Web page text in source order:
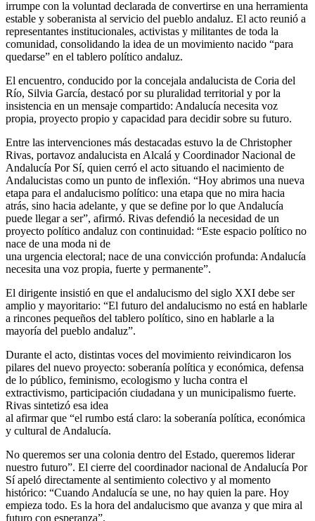
irrumpe con la voluntad declarada de convertirse en una herramienta
estable y soberanista al servicio del pueblo andaluz. El acto reunió a
representantes institucionales, activistas y militantes de toda la
comunidad, consolidando la idea de un movimiento nacido “para
quedarse” en el tablero político andaluz.
El encuentro, conducido por la concejala andalucista de Coria del
Río, Silvia García, destacó por su pluralidad territorial y por la
insistencia en un mensaje compartido: Andalucía necesita voz
propia, proyecto propio y capacidad para decidir sobre su futuro.
Entre las intervenciones más destacadas estuvo la de Christopher
Rivas, portavoz andalucista en Alcalá y Coordinador Nacional de
Andalucía Por Sí, quien cerró el acto situando el nacimiento de
Andalucistas como un punto de inflexión. “Hoy abrimos una nueva
etapa para el andalucismo político: una etapa que no mira hacia
atrás, sino hacia adelante, y que se define por lo que Andalucía
puede llegar a ser”, afirmó. Rivas defendió la necesidad de un
proyecto político andaluz con continuidad: “Este espacio político no
nace de una moda ni de
una urgencia electoral; nace de una convicción profunda: Andalucía
necesita una voz propia, fuerte y permanente”.
El dirigente insistió en que el andalucismo del siglo XXI debe ser
amplio y mayoritario: “El futuro del andalucismo no está en hablarle
a rincones pequeños del tablero político, sino en hablarle a la
mayoría del pueblo andaluz”.
Durante el acto, distintas voces del movimiento reivindicaron los
pilares del nuevo proyecto: soberanía política y económica, defensa
de lo público, feminismo, ecologismo y lucha contra el
extractivismo, participación ciudadana y un municipalismo fuerte.
Rivas sintetizó esa idea
al afirmar que “el rumbo está claro: la soberanía política, económica
y cultural de Andalucía.
No queremos ser una colonia dentro del Estado, queremos liderar
nuestro futuro”. El cierre del coordinador nacional de Andalucía Por
Sí apeló directamente al sentimiento colectivo y al momento
histórico: “Cuando Andalucía se une, no hay quien la pare. Hoy
empieza todo. Es la hora del andalucismo que avanza y que mira al
futuro con esperanza”.